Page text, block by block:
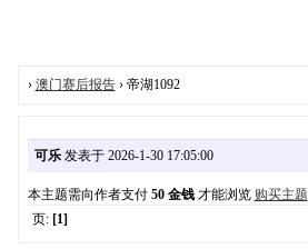
› 澳门赛后报告› 帝湖1092
可乐发表于 2026-1-30 17:05:00
本主题需向作者支付 50 金钱才能浏览 购买主题
页: [1]